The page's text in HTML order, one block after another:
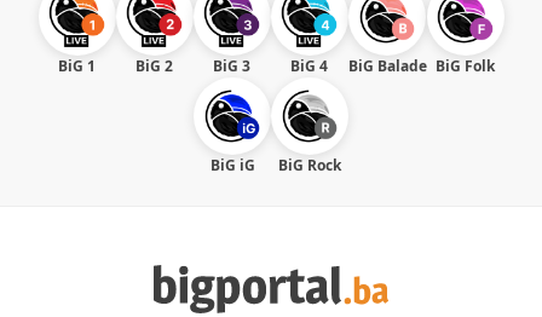
BiG 1 BiG 2 BiG 3 BiG 4 BiG Balade BiG Folk
BiG iG BiG Rock